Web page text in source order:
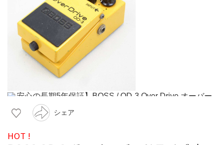
シェア
HOT !